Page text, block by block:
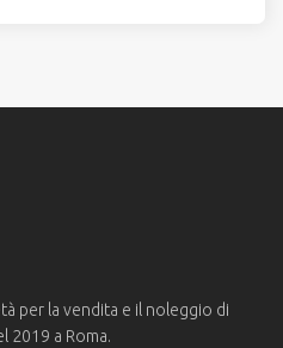
per la vendita e il noleggio di
2019 a Roma.